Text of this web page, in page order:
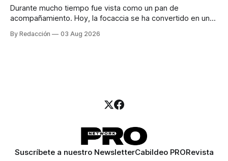
Durante mucho tiempo fue vista como un pan de
acompañamiento. Hoy, la focaccia se ha convertido en uno
artesanal, ingredientes de calidad y experiencias que
By Redacción 03 Aug 2026
Suscríbete a nuestro NewsletterCabildeo PRORevista